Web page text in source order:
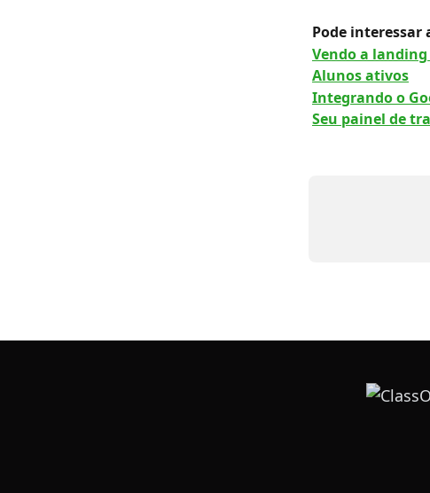
Pode interessar
Vendo a
Alunos ativos
Integrando o
Seu painel de